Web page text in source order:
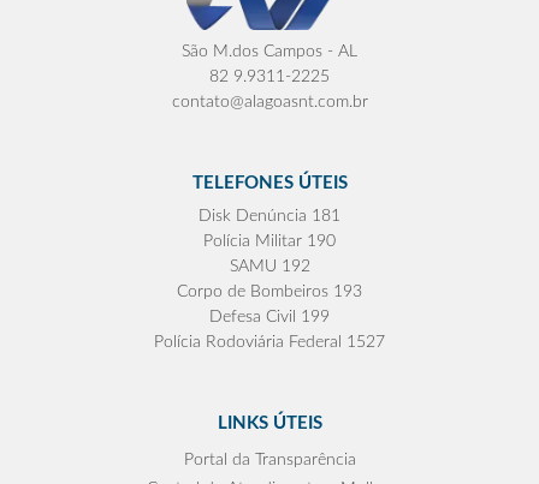
São M.dos Campos - AL
82 9.9311-2225
contato@alagoasnt.com.br
TELEFONES ÚTEIS
Disk Denúncia 181
Polícia Militar 190
SAMU 192
Corpo de Bombeiros 193
Defesa Civil 199
Polícia Rodoviária Federal 1527
LINKS ÚTEIS
Portal da Transparência